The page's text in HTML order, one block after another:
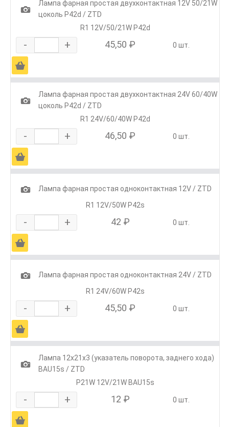
1
Лампа фарная простая двухконтактная 12V 50/21W
цоколь P42d / ZTD
R1 12V/50/21W P42d
- + 45,50 ₽ 0 шт.
Ä
1
Лампа фарная простая двухконтактная 24V 60/40W
цоколь P42d / ZTD
R1 24V/60/40W P42d
- + 46,50 ₽ 0 шт.
Ä
1
Лампа фарная простая одноконтактная 12V / ZTD
R1 12V/50W P42s
- + 42 ₽ 0 шт.
Ä
1
Лампа фарная простая одноконтактная 24V / ZTD
R1 24V/60W P42s
- + 45,50 ₽ 0 шт.
Ä
1
Лампа 12х21х3 (указатель поворота, заднего хода)
BAU15s / ZTD
P21W 12V/21W BAU15s
- + 12 ₽ 0 шт.
Ä